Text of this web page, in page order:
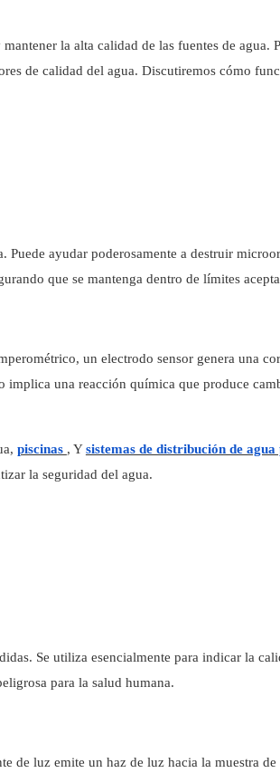
la alta calidad de las fuentes de agua.
de calidad del agua. Discutiremos cómo
ayudar poderosamente a destruir
que se mantenga dentro de límites
un electrodo sensor genera una
una reacción química que produce
piscinas , Ysistemas de distribución de agua
la seguridad del agua.
Se utiliza esencialmente para indicar la
para la salud humana.
de luz emite un haz de luz hacia la muestra de